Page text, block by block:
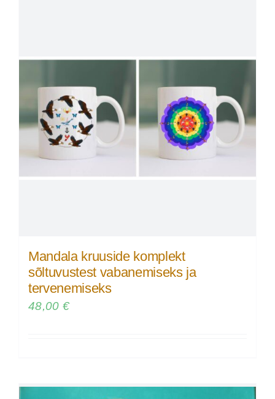
Mandala kruuside komplekt
sõltuvustest vabanemiseks ja
tervenemiseks
48,00 €